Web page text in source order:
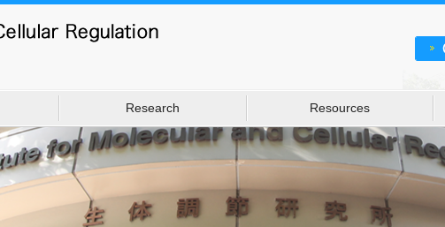
Research Resources